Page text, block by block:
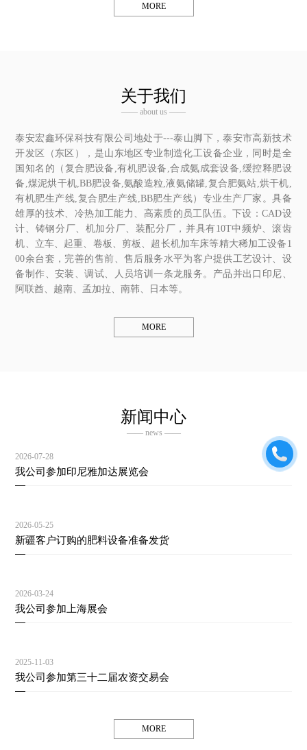
MORE
关于我们
—— about us ——
泰安宏鑫环保科技有限公司地处于---泰山脚下，泰安市高新技术
开发区（东区），是山东地区专业制造化工设备企业，同时是全
国知名的（复合肥设备,有机肥设备,合成氨成套设备,缓控释肥设
备,煤泥烘干机,BB肥设备,氨酸造粒,液氨储罐,复合肥氨站,烘干机,
有机肥生产线,复合肥生产线,BB肥生产线）专业生产厂家。具备
雄厚的技术、冷热加工能力、高素质的员工队伍。下设：CAD设
计、铸钢分厂、机加分厂、装配分厂，并具有10T中频炉、滚齿
机、立车、起重、卷板、剪板、超长机加车床等精大稀加工设备1
00余台套，完善的售前、售后服务水平为客户提供工艺设计、设
备制作、安装、调试、人员培训一条龙服务。产品并出口印尼、
阿联酋、越南、孟加拉、南韩、日本等。
MORE
新闻中心
—— news ——
2026-07-28
我公司参加印尼雅加达展览会
2026-05-25
新疆客户订购的肥料设备准备发货
2026-03-24
我公司参加上海展会
2025-11-03
我公司参加第三十二届农资交易会
MORE